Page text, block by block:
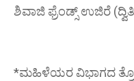
ಶಿವಾಜಿ ಫ್ರೆಂಡ್ಸ್ ಉಜಿರೆ
*ಮಹಿಳೆಯರ ವಿಭಾಗದ